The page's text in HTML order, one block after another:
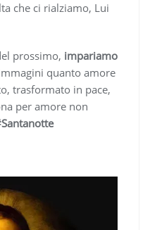
che ci rialziamo, Lui
prossimo, impariamo
quanto amore
trasformato in pace,
per amore non